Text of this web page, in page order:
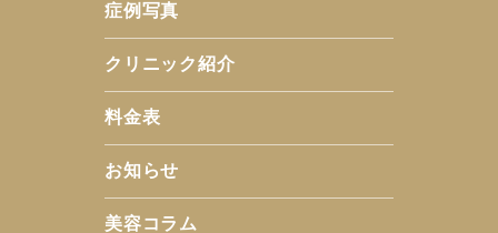
症例写真
クリニック紹介
料金表
お知らせ
美容コラム